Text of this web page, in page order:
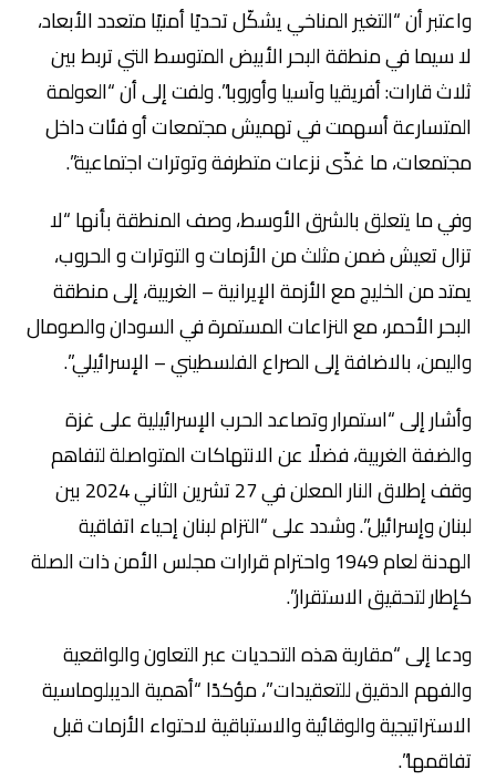
واعتبر أن “التغير المناخي يشكّل تحديًا أمنيًا متعدد الأبعاد،
لا سيما في منطقة البحر الأبيض المتوسط التي تربط بين
ثلاث قارات: أفريقيا وآسيا وأوروبا”. ولفت إلى أن “العولمة
المتسارعة أسهمت في تهميش مجتمعات أو فئات داخل
مجتمعات، ما غذّى نزعات متطرفة وتوترات اجتماعية”.
وفي ما يتعلق بالشرق الأوسط، وصف المنطقة بأنها “لا
تزال تعيش ضمن مثلث من الأزمات و التوترات و الحروب،
يمتد من الخليج مع الأزمة الإيرانية – الغربية، إلى منطقة
البحر الأحمر، مع النزاعات المستمرة في السودان والصومال
واليمن، بالاضافة إلى الصراع الفلسطيني – الإسرائيلي”.
وأشار إلى “استمرار وتصاعد الحرب الإسرائيلية على غزة
والضفة الغربية، فضلًا عن الانتهاكات المتواصلة لتفاهم
وقف إطلاق النار المعلن في 27 تشرين الثاني 2024 بين
لبنان وإسرائيل”. وشدد على “التزام لبنان إحياء اتفاقية
الهدنة لعام 1949 واحترام قرارات مجلس الأمن ذات الصلة
كإطار لتحقيق الاستقرار”.
ودعا إلى “مقاربة هذه التحديات عبر التعاون والواقعية
والفهم الدقيق للتعقيدات”، مؤكدًا “أهمية الديبلوماسية
الاستراتيجية والوقائية والاستباقية لاحتواء الأزمات قبل
تفاقمها”.